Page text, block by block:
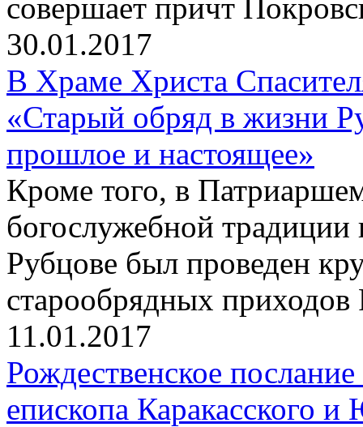
совершает причт
30.01.2017
В Храме Христа
«Старый обряд в жизни
прошлое и настоящее»
Кроме того, в
богослужебной
Рубцове был проведен
старообрядных
11.01.2017
Рождественское
епископа Каракасского